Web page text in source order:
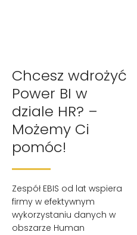
Chcesz wdrożyć
Power BI w
dziale HR? –
Możemy Ci
pomóc!
Zespół EBIS od lat wspiera
firmy w efektywnym
wykorzystaniu danych w
obszarze Human